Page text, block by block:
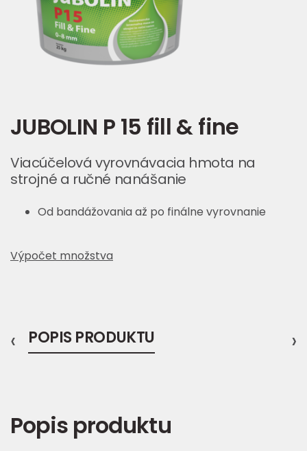
JUBOLIN P 15 fill & fine
Viacúčelová vyrovnávacia hmota na
strojné a ručné nanášanie
Od bandážovania až po finálne vyrovnanie
Výpočet množstva
POPIS PRODUKTU
‹ ›
Popis produktu